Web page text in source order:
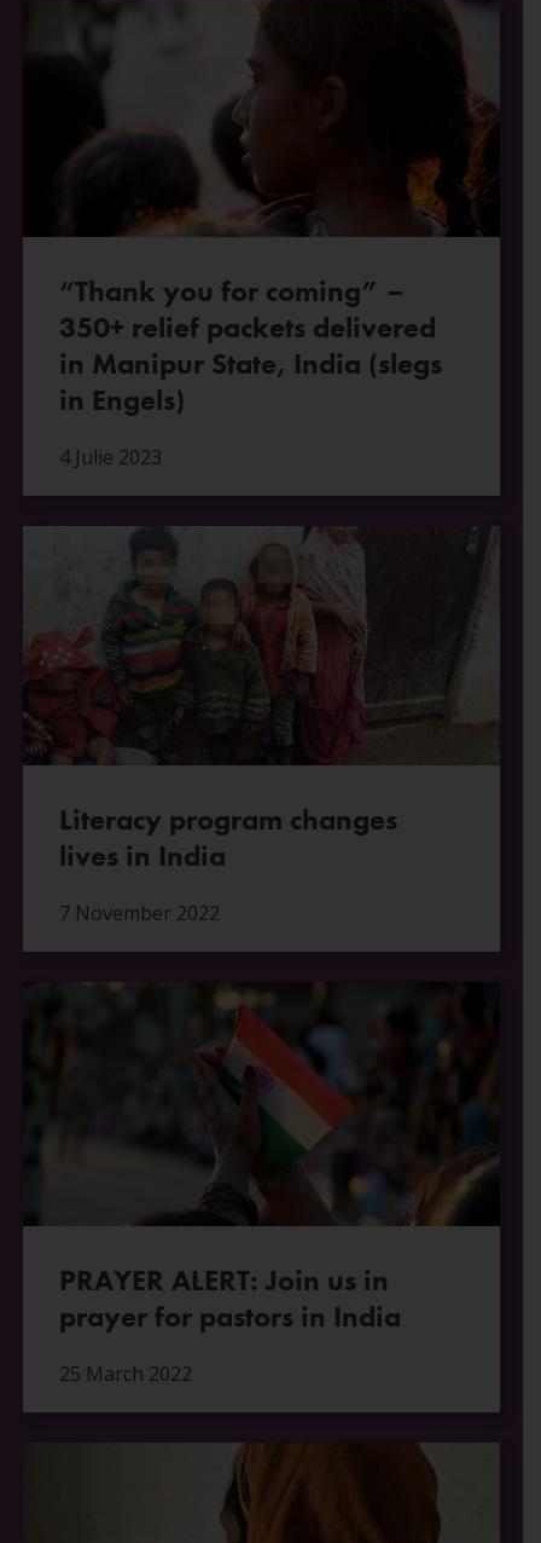
“Thank you for coming” –
350+ relief packets delivered
in Manipur State, India (slegs
in Engels)
4 Julie 2023
Literacy program changes
lives in India
7 November 2022
PRAYER ALERT: Join us in
prayer for pastors in India
25 March 2022